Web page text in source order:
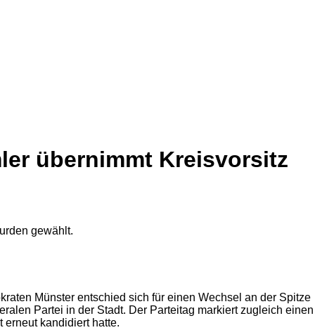
übernimmt Kreisvorsitz
Münster entschied sich für einen Wechsel an der Spitze
Partei in der Stadt. Der Parteitag markiert zugleich einen
kandidiert hatte.